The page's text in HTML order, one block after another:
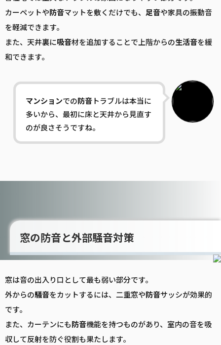
カーペットや防音マットを敷くだけでも、 足音や家具の振動音
を軽減できます。
また、天井裏に吸音材を追加することで上階からの生活音を緩
和できます。
マンションでの防音トラブルは本当に
多いから、最初に床と天井から見直す
のが良さそうですね。
窓の防音と外部騒音対策
窓は音の出入り口として最も弱い部分です。
外からの騒音をカットするには、二重窓や防音サッシが効果的
です。
また、カーテンにも防音機能を持つものがあり、室内の音を吸
収して反射を防ぐ役割も果たします。